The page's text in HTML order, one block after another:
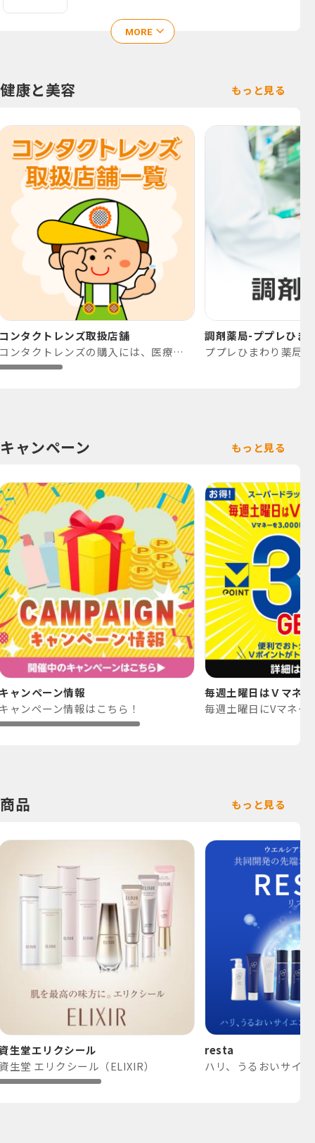
MORE
健康と美容 もっと見る
ンタクトレンズ取扱店舗
コンタクトレンズの購入には、医療機関（眼科等）の受診が必要です。
調剤薬局-ププレひま
キャンペーン もっと見る
ャンペーン情報
ャンペーン情報はこちら！
毎週土曜日はＶマネ
商品 もっと見る
生堂エリクシール
生堂 エリクシール（ELIXIR）
resta